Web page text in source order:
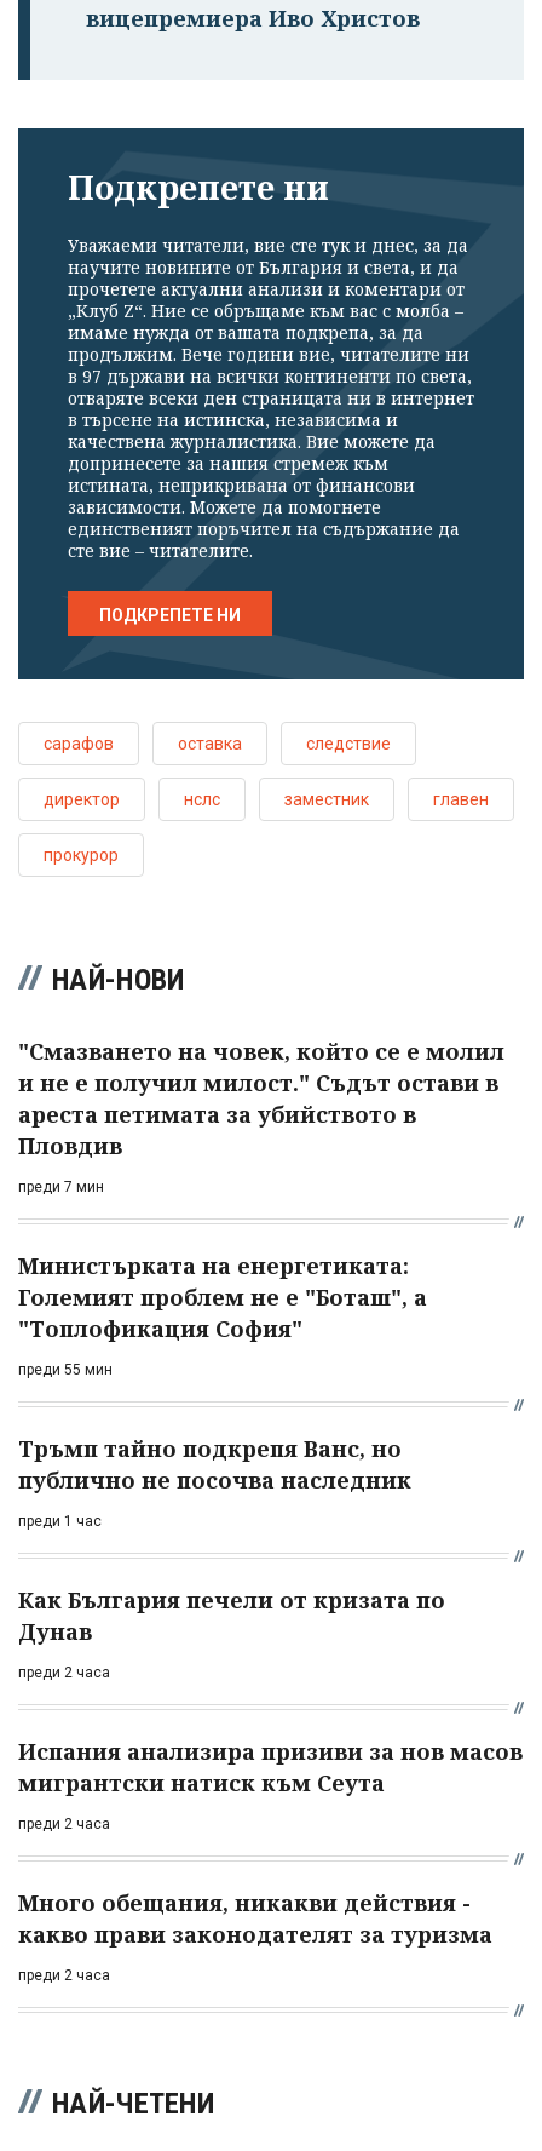
вицепремиера Иво Христов
Подкрепете ни
Уважаеми читатели, вие сте тук и днес, за да
научите новините от България и света, и да
прочетете актуални анализи и коментари от
„Клуб Z“. Ние се обръщаме към вас с молба –
имаме нужда от вашата подкрепа, за да
продължим. Вече години вие, читателите ни
в 97 държави на всички континенти по света,
отваряте всеки ден страницата ни в интернет
в търсене на истинска, независима и
качествена журналистика. Вие можете да
допринесете за нашия стремеж към
истината, неприкривана от финансови
зависимости. Можете да помогнете
единственият поръчител на съдържание да
сте вие – читателите.
ПОДКРЕПЕТЕ НИ
сарафов оставка следствие
директор нслс заместник главен
прокурор
НАЙ-НОВИ
"Смазването на човек, който се е молил
и не е получил милост." Съдът остави в
ареста петимата за убийството в
Пловдив
преди 7 мин
Министърката на енергетиката:
Големият проблем не е "Боташ", а
"Топлофикация София"
преди 55 мин
Тръмп тайно подкрепя Ванс, но
публично не посочва наследник
преди 1 час
Как България печели от кризата по
Дунав
преди 2 часа
Испания анализира призиви за нов масов
мигрантски натиск към Сеута
преди 2 часа
Много обещания, никакви действия -
какво прави законодателят за туризма
преди 2 часа
НАЙ-ЧЕТЕНИ